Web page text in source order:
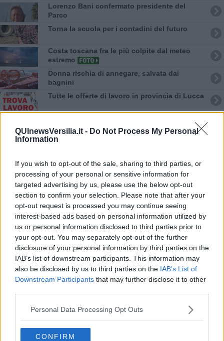
QUInewsVersilia.it - Do Not Process My Personal
Information
If you wish to opt-out of the sale, sharing to third parties, or
processing of your personal or sensitive information for
targeted advertising by us, please use the below opt-out
section to confirm your selection. Please note that after your
opt-out request is processed you may continue seeing
interest-based ads based on personal information utilized by
us or personal information disclosed to third parties prior to
your opt-out. You may separately opt-out of the further
disclosure of your personal information by third parties on the
IAB’s list of downstream participants. This information may
also be disclosed by us to third parties on the IAB’s List of
Downstream Participants that may further disclose it to other
Personal Data Processing Opt Outs
CONFIRM
Lorenzo Bani confermato presidente del
Parco
Torna la scuola per i contadini del futuro
Costa toscana fra le più colpite dal meteo
estremo
Donna rischia di annegare, salvata dai
bagnini
​Tutte le offerte di lavoro in provincia di Lucca
elettrica
Forti temporali in arrivo, Toscana in allerta
Finti carabinieri per la truffa in trasferta
​Benzina, gasolio, gpl, ecco dove risparmiare
Mille razzi nautici stipati nell'auto sull'A12
Reddito di cittadinanza con la villa al mare e i
conti in Svizzera
Eccesso di velocità, multe per 57 milioni di
euro
Anziani smascherano il finto carabiniere e la
truffa fallisce
Coppia sequestrata in casa nella notte di
terrore
Addio a Romano Berretti, superstite di
Sant'Anna